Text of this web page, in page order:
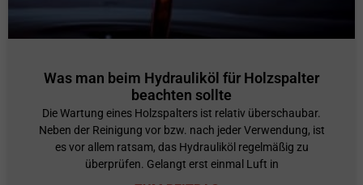
Was man beim Hydrauliköl für Holzspalter
beachten sollte
Die Wartung eines Holzspalters ist relativ überschaubar.
Neben der Reinigung vor bzw. nach jeder Verwendung, ist
es vor allem ratsam, das Hydrauliköl regelmäßig zu
überprüfen. Gelangt erst einmal Luft in